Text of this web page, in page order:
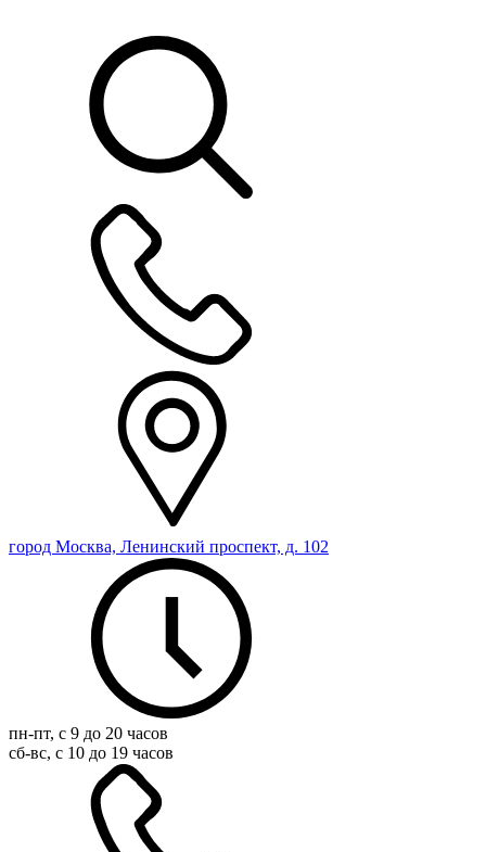
город Москва, Ленинский проспект, д. 102
пн-пт, с 9 до 20 часов
сб-вс, с 10 до 19 часов